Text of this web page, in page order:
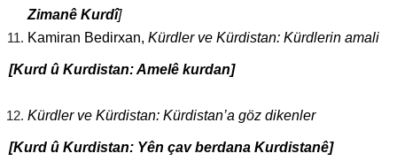
Zimanê Kurdî]
Kamiran Bedirxan, Kürdler ve Kürdistan: Kürdlerin amali
[Kurd û Kurdistan: Amelê kurdan]
Kürdler ve Kürdistan: Kürdistan’a göz dikenler
[Kurd û Kurdistan: Yên çav berdana Kurdistanê]